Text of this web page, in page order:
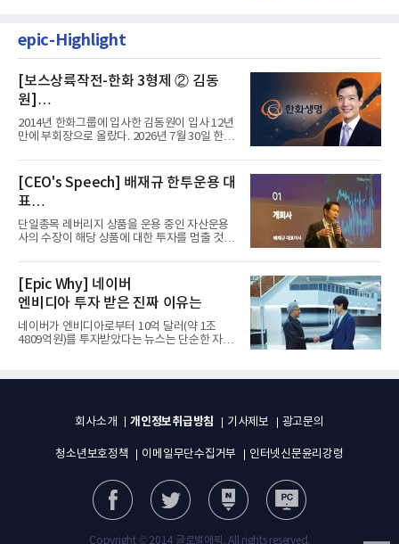
epic-Highlight
[보스상륙작전-한화 3형제 ② 김동
원]
입사 12년 만에 금융계열 수장 등극
2014년 한화그룹에 입사한 김동원이 입사 12년
만에 부회장으로 올랐다. 2026년 7월 30일 한화
[CEO's Speech] 배재규 한투운용 대
표
“개별종목 레버리지 투자 지금이라도
멈춰라”
단일종목 레버리지 상품을 운용 중인 자산운용
사의 수장이 해당 상품에 대한 투자를 멈출 것을
[Epic Why] 네이버
엔비디아 투자 받은 진짜 이유는
네이버가 엔비디아로부터 10억 달러(약 1조
4809억원)를 투자받았다는 뉴스는 단순한 자금
회사소개 개인정보취급방침 기사제보 광고문의
청소년보호정책 이메일무단수집거부 인터넷신문윤리강령
Copyright © 2014 글로벌에픽. All rights reserved.